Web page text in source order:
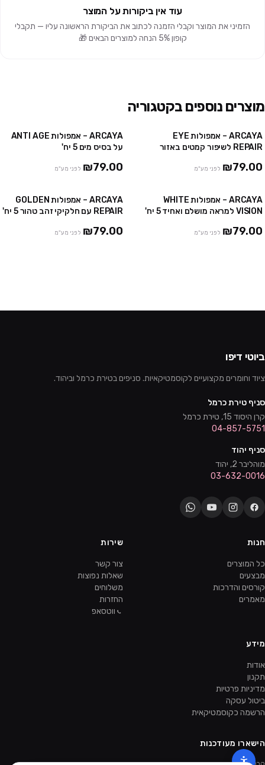
עוד אין ביקורות על המוצר
הזמיני את המוצר וקבלי הזמנה לכתוב את הביקורת הראשונה עליו — תקבלי
קופון 5% הנחה למוצרים הבאים 🎁
מוצרים נוספים בקטגוריה
ARCAYA – אמפולות EYE
REPAIR לשיפור קמטים באזור
₪79.00 לפני מע"מ
ARCAYA – אמפולות ANTI AGE
על בסיס מים 5 יח'
₪79.00 לפני מע"מ
ARCAYA – אמפולות WHITE
VISION למראה מושלם ואחיד 5 יח'
₪79.00 לפני מע"מ
ARCAYA – אמפולות GOLDEN
REPAIR עם חלקיקי זהב טהור 5 יח'
₪79.00 לפני מע"מ
ביוטי דיפו
ציוד וחומרים מקצועיים לקוסמטיקאיות. סניפים בטירת כרמל וביהוד.
סניף טירת כרמל
קרן היסוד 15, טירת כרמל
04-857-5751
סניף יהוד
מוהליבר 2, יהוד
03-632-0016
חנות
כל המוצרים
מבצעים
קורסים והדרכות
מאמרים
שירות
צור קשר
שאלות נפוצות
משלוחים
החזרות
ווטסאפ
מידע
אודות
תקנון
מדיניות פרטיות
ביטול עסקה
הרשמה כקוסמטיקאית
הישארו מעודכנות